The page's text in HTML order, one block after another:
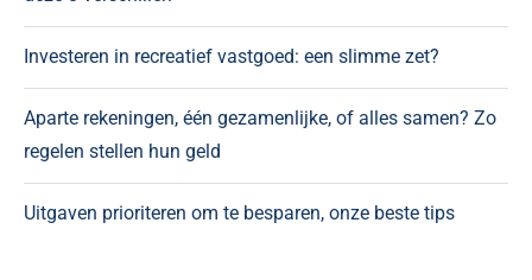
Investeren in recreatief vastgoed: een slimme zet?
Aparte rekeningen, één gezamenlijke, of alles samen? Zo
regelen stellen hun geld
Uitgaven prioriteren om te besparen, onze beste tips